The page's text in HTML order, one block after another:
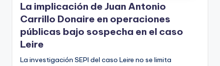
La implicación de Juan Antonio
Carrillo Donaire en operaciones
públicas bajo sospecha en el caso
Leire
La investigación SEPI del caso Leire no se limita